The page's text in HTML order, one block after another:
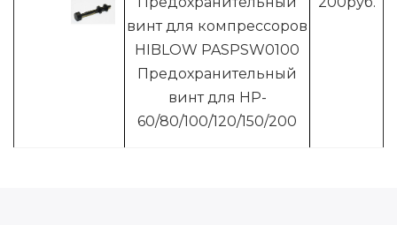
винт для компрессоров
HIBLOW PASPSW0100
Предохранительный
винт для HP-
60/80/100/120/150/200